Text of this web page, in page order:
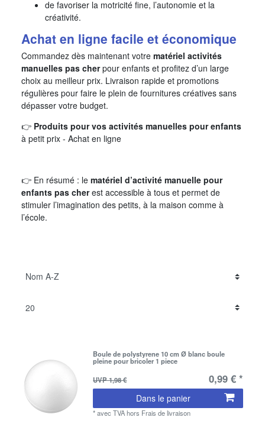
de favoriser la motricité fine, l’autonomie et la
créativité.
Achat en ligne facile et économique
Commandez dès maintenant votre matériel activités
manuelles pas cherpour enfants et profitez d’un large
choix au meilleur prix. Livraison rapide et promotions
régulières pour faire le plein de fournitures créatives sans
dépasser votre budget.
👉 Produits pour vos activités manuelles pour enfants
à petit prix - Achat en ligne
👉 En résumé : le matériel d’activité manuelle pour
enfants pas cherest accessible à tous et permet de
stimuler l’imagination des petits, à la maison comme à
l’école.
Boule de polystyrene 10 cm Ø blanc boule
pleine pour bricoler 1 piece
UVP 1,98 €
0,99 € *
Dans le panier
*avec TVAhors Frais de livraison